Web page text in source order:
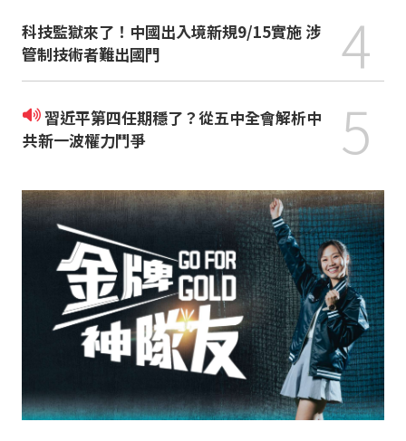
科技監獄來了！中國出入境新規9/15實施 涉
管制技術者難出國門
4
習近平第四任期穩了？從五中全會解析中
共新一波權力鬥爭
5